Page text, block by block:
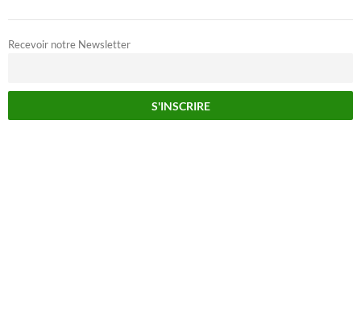
Recevoir notre Newsletter